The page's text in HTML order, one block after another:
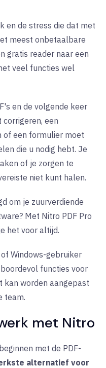
en de stress die dat met
meest onbetaalbare
gratis reader naar een
veel functies wel
en de volgende keer
een
of een formulier moet
die u nodig hebt. Je
of je zorgen te
niet kunt halen.
om je zuurverdiende
Met Nitro PDF Pro
het voor altijd.
of Windows-gebruiker
functies voor
kan worden aangepast
team.
met Nitro
met de PDF-
alternatief voor